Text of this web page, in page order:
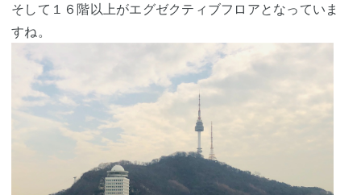
そして１６階以上がエグゼクティブフロアとなっていま
すね。